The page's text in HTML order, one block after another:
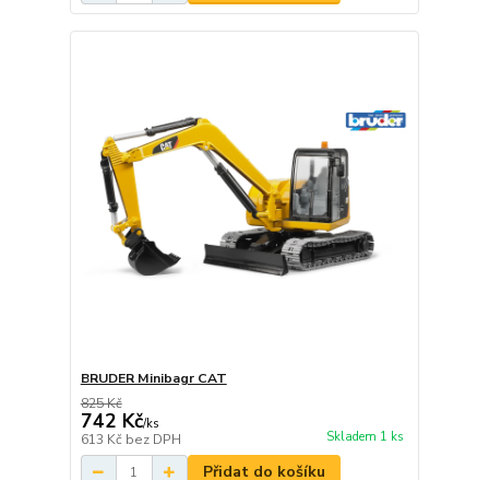
BRUDER Minibagr CAT
825 Kč
742 Kč/ks
613 Kč bez DPH Skladem 1 ks
Přidat do košíku